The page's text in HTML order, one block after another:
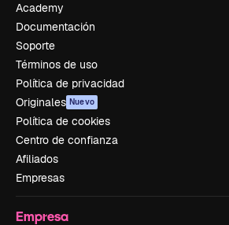
Academy
Documentación
Soporte
Términos de uso
Política de privacidad
Originales Nuevo
Política de cookies
Centro de confianza
Afiliados
Empresas
Empresa